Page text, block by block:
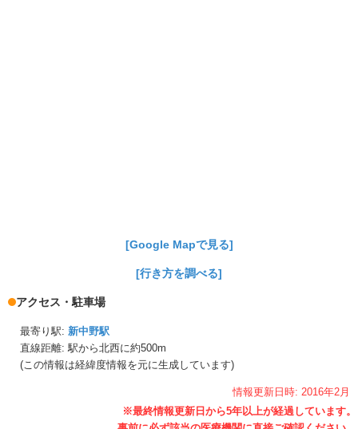
[Google Mapで見る]
[行き方を調べる]
アクセス・駐車場
最寄り駅: 新中野駅
直線距離: 駅から北西に約500m
(この情報は経緯度情報を元に生成しています)
情報更新日時: 2016年2月